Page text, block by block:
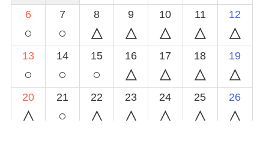
6
○
7
○
8 9 10 11 12
13
○
14
○
15
○
16 17 18 19
20 21
○
22 23 24 25 26